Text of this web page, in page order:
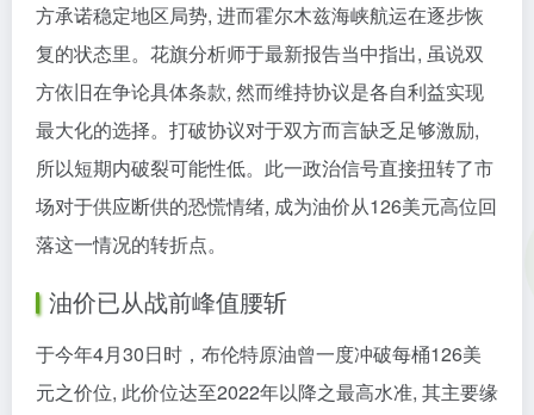
方承诺稳定地区局势, 进而霍尔木兹海峡航运在逐步恢
复的状态里。花旗分析师于最新报告当中指出, 虽说双
方依旧在争论具体条款, 然而维持协议是各自利益实现
最大化的选择。打破协议对于双方而言缺乏足够激励,
所以短期内破裂可能性低。此一政治信号直接扭转了市
场对于供应断供的恐慌情绪, 成为油价从126美元高位回
落这一情况的转折点。
油价已从战前峰值腰斩
于今年4月30日时，布伦特原油曾一度冲破每桶126美
元之价位, 此价位达至2022年以降之最高水准, 其主要缘